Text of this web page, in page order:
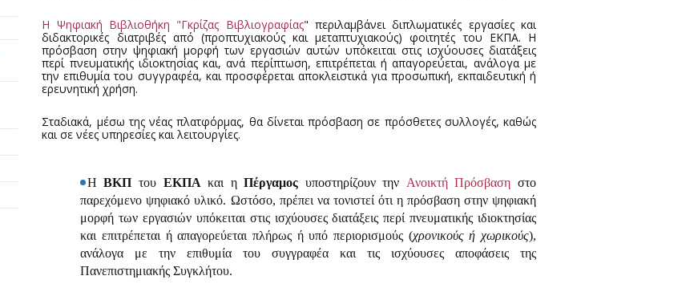
Η Ψηφιακή Βιβλιοθήκη "Γκρίζας Βιβλιογραφίας" περιλαμβάνει διπλωματικές εργασίες και
διδακτορικές διατριβές από (προπτυχιακούς και μεταπτυχιακούς) φοιτητές του ΕΚΠΑ. Η
πρόσβαση στην ψηφιακή μορφή των εργασιών αυτών υπόκειται στις ισχύουσες διατάξεις
περί πνευματικής ιδιοκτησίας και, ανά περίπτωση, επιτρέπεται ή απαγορεύεται, ανάλογα με
την επιθυμία του συγγραφέα, και προσφέρεται αποκλειστικά για προσωπική, εκπαιδευτική ή
ερευνητική χρήση.
Σταδιακά, μέσω της νέας πλατφόρμας, θα δίνεται πρόσβαση σε πρόσθετες συλλογές, καθώς
και σε νέες υπηρεσίες και λειτουργίες.
Η ΒΚΠ του ΕΚΠΑ και ηΠέργαμος υποστηρίζουν την Ανοικτή Πρόσβαση στο
παρεχόμενο ψηφιακό υλικό. Ωστόσο, πρέπει να τονιστεί ότι η πρόσβαση στην ψηφιακή
μορφή των εργασιών υπόκειται στις ισχύουσες διατάξεις περί πνευματικής ιδιοκτησίας
και επιτρέπεται ή απαγορεύεται πλήρως ή υπό περιορισμούς (χρονικούς ή χωρικούς),
ανάλογα με την επιθυμία του συγγραφέα και τις ισχύουσες αποφάσεις της
Πανεπιστημιακής Συγκλήτου.